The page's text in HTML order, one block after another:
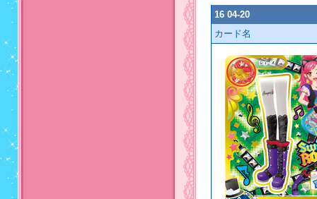
16 04-20
カード名